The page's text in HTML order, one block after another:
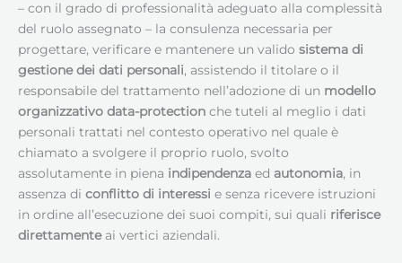
– con il grado di professionalità adeguato alla complessità
del ruolo assegnato – la consulenza necessaria per
progettare, verificare e mantenere un valido sistema di
gestione dei dati personali, assistendo il titolare o il
responsabile del trattamento nell’adozione di un modello
organizzativo data-protection che tuteli al meglio i dati
personali trattati nel contesto operativo nel quale è
chiamato a svolgere il proprio ruolo, svolto
assolutamente in piena indipendenza ed autonomia, in
assenza di conflitto di interessi e senza ricevere istruzioni
in ordine all’esecuzione dei suoi compiti, sui quali riferisce
direttamenteai vertici aziendali.